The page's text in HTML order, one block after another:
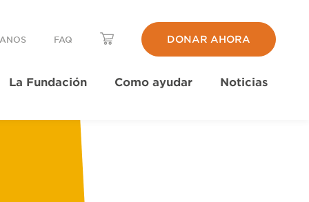
FAQ DONAR AHORA
La Fundación Como ayudar Noticias